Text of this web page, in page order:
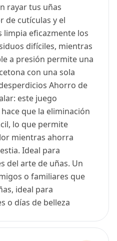
rayar tus uñas
de cutículas y el
eficazmente los
difíciles, mientras
a presión permite una
con una sola
Ahorro de
este juego
que la eliminación
lo que permite
mientras ahorra
Ideal para
del arte de uñas. Un
o familiares que
ideal para
o días de belleza